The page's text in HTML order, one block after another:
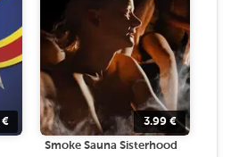
€ 3.99 €
Smoke Sauna Sisterhood